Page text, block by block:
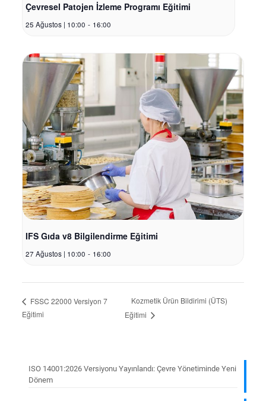
Çevresel Patojen İzleme Programı Eğitimi
25 Ağustos | 10:00 - 16:00
IFS Gıda v8 Bilgilendirme Eğitimi
27 Ağustos | 10:00 - 16:00
FSSC 22000 Versiyon 7
Eğitimi
Kozmetik Ürün Bildirimi (ÜTS)
Eğitimi
ISO 14001:2026 Versiyonu Yayınlandı: Çevre Yönetiminde Yeni
Dönem